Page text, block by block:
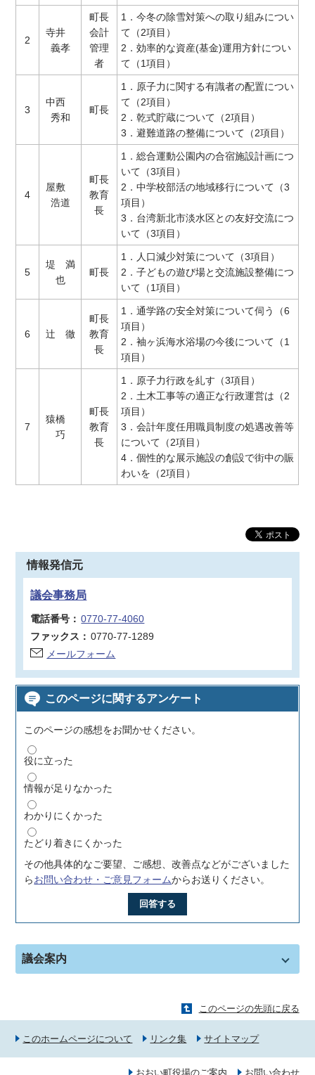
2
寺井
義孝
町長
会計
管理
者
1．今冬の除雪対策への取り組みについ
て（2項目）
2．効率的な資産(基金)運用方針につい
て（1項目）
3
中西
秀和
町長
1．原子力に関する有識者の配置につい
て（2項目）
2．乾式貯蔵について（2項目）
3．避難道路の整備について（2項目）
4
屋敷
浩道
町長
教育
長
1．総合運動公園内の合宿施設計画につ
いて（3項目）
2．中学校部活の地域移行について（3
項目）
3．台湾新北市淡水区との友好交流につ
いて（3項目）
5
堤 満
也
町長
1．人口減少対策について（3項目）
2．子どもの遊び場と交流施設整備につ
いて（1項目）
6 辻 徹
町長
教育
長
1．通学路の安全対策について伺う（6
項目）
2．袖ヶ浜海水浴場の今後について（1
項目）
7
猿橋
巧
町長
教育
長
1．原子力行政を糺す（3項目）
2．土木工事等の適正な行政運営は（2
項目）
3．会計年度任用職員制度の処遇改善等
について（2項目）
4．個性的な展示施設の創設で街中の賑
わいを（2項目）
情報発信元
議会事務局
電話番号： 0770-77-4060
ファックス： 0770-77-1289
メールフォーム
このページに関するアンケート
このページの感想をお聞かせください。
役に立った
情報が足りなかった
わかりにくかった
たどり着きにくかった
その他具体的なご要望、ご感想、改善点などがございました
らお問い合わせ・ご意見フォームからお送りください。
回答する
議会案内
このページの先頭に戻る
このホームページについて リンク集 サイトマップ
おおい町役場のご案内 お問い合わせ